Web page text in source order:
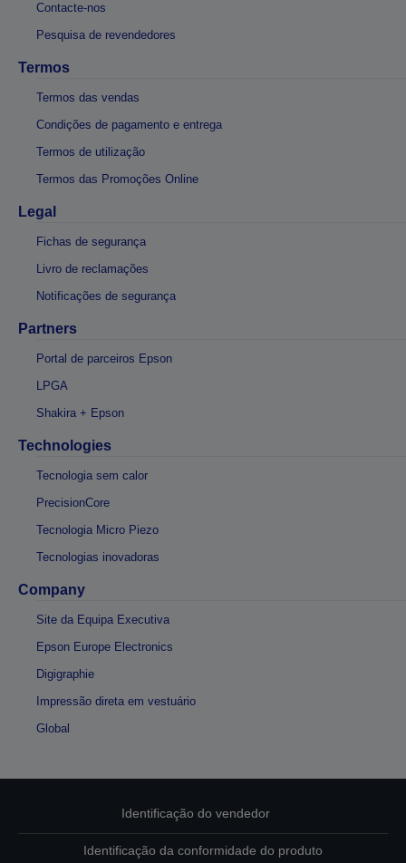
Contacte-nos
Pesquisa de revendedores
Termos
Termos das vendas
Condições de pagamento e entrega
Termos de utilização
Termos das Promoções Online
Legal
Fichas de segurança
Livro de reclamações
Notificações de segurança
Partners
Portal de parceiros Epson
LPGA
Shakira + Epson
Technologies
Tecnologia sem calor
PrecisionCore
Tecnologia Micro Piezo
Tecnologias inovadoras
Company
Site da Equipa Executiva
Epson Europe Electronics
Digigraphie
Impressão direta em vestuário
Global
Identificação do vendedor
Identificação da conformidade do produto